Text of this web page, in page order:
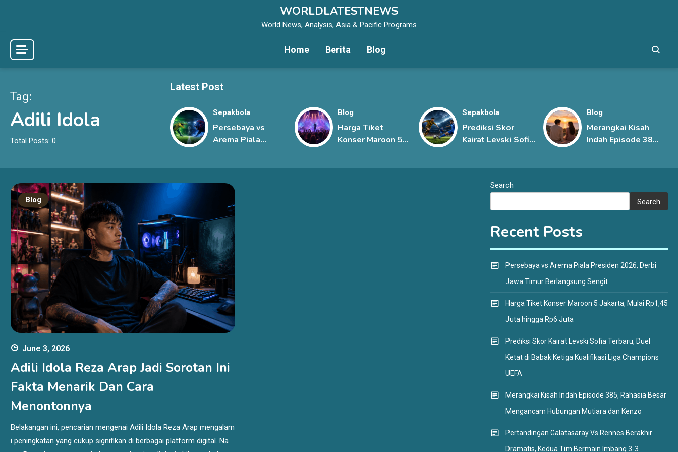
WORLDLATESTNEWS
World News, Analysis, Asia & Pacific Programs
Home Berita Blog
Tag:
Adili Idola
Total Posts: 0
Latest Post
Sepakbola
Persebaya vs
Arema Piala
Sengit
Blog
Harga Tiket
Konser Maroon 5
Sepakbola
Prediksi Skor
Kairat Levski Sofia
Liga Champions
Blog
Merangkai Kisah
Indah Episode 385,
Blog
June 3, 2026
Adili Idola Reza Arap Jadi Sorotan Ini
Fakta Menarik Dan Cara
Menontonnya
Belakangan ini, pencarian mengenai Adili Idola Reza Arap mengalam
i peningkatan yang cukup signifikan di berbagai platform digital. Na
Search
Search
Recent Posts
Persebaya vs Arema Piala Presiden 2026, Derbi
Jawa Timur Berlangsung Sengit
Harga Tiket Konser Maroon 5 Jakarta, Mulai Rp1,45
Juta hingga Rp6 Juta
Prediksi Skor Kairat Levski Sofia Terbaru, Duel
Ketat di Babak Ketiga Kualifikasi Liga Champions
UEFA
Merangkai Kisah Indah Episode 385, Rahasia Besar
Mengancam Hubungan Mutiara dan Kenzo
Pertandingan Galatasaray Vs Rennes Berakhir
Dramatis, Kedua Tim Bermain Imbang 3-3